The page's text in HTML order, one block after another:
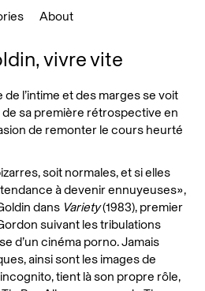
About
vivre vite
l’intime et des marges se voit
sa première rétrospective en
de remonter le cours heurté
soit normales, et si elles
à devenir ennuyeuses»,
dans Variety(1983), premier
suivant les tribulations
d’un cinéma porno. Jamais
ainsi sont les images de
tient là son propre rôle,